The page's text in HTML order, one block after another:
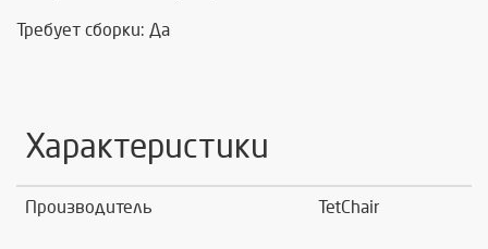
Требует сборки: Да
Характеристики
Производитель TetChair